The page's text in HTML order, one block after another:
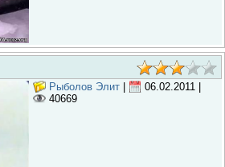
Рыболов Элит 06.02.2011
40669